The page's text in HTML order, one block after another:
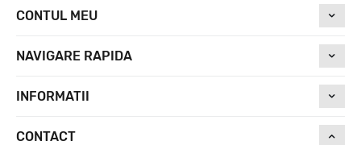
Nivel de zgomot
71
CONTUL MEU
NAVIGARE RAPIDA
INFORMATII
CONTACT